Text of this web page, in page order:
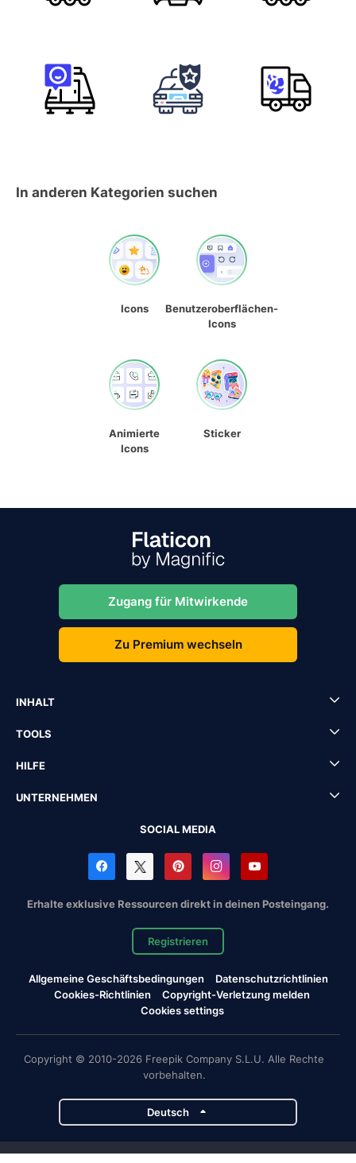
In anderen Kategorien suchen
Icons
Benutzeroberflächen-
Icons
Animierte
Icons
Sticker
Zugang für Mitwirkende
Zu Premium wechseln
INHALT
TOOLS
HILFE
UNTERNEHMEN
SOCIAL MEDIA
Erhalte exklusive Ressourcen direkt in deinen Posteingang.
Registrieren
Allgemeine Geschäftsbedingungen
Datenschutzrichtlinien
Cookies-Richtlinien
Copyright-Verletzung melden
Cookies settings
Copyright © 2010-2026 Freepik Company S.L.U. Alle Rechte
vorbehalten.
Deutsch